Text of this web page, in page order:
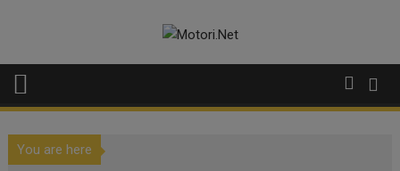
You are here